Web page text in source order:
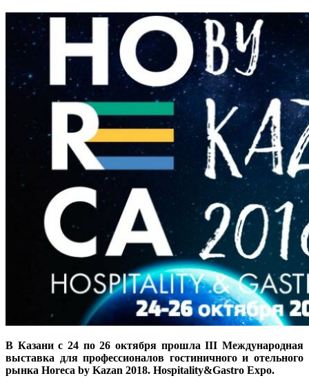
В Казани с 24 по 26 октября прошлаIII Международная
выставка для профессионалов гостиничного и отельного
рынка Horeca by Kazan 2018. Hospitality&Gastro Expo.